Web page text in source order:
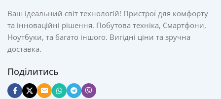
Ваш ідеальний світ технологій! Пристрої для комфорту
та інноваційні рішення. Побутова техніка, Смартфони,
Ноутбуки, та багато іншого. Вигідні ціни та зручна
доставка.
Поділитись